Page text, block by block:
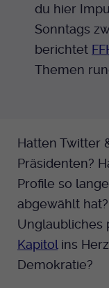
du hier
Sonntags
berichtet
Themen
Hatten Twitter
Präsidenten?
Profile so
abgewählt
Unglaubliches
Kapitolins
Demokratie?
Laufzeit